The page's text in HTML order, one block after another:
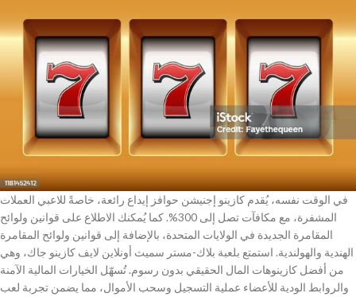
في الوقت نفسه، يُقدم كازينو إجنيشن حوافز إيداع رائعة، خاصةً للاعبي العملات
المشفرة، مع مكافآت تصل إلى 300%. كما يُمكنك الاطلاع على قوانين ولوائح
المقامرة الجديدة في الولايات المتحدة، بالإضافة إلى قوانين ولوائح المقامرة
الهندية والهولندية. استمتع بلعبة بلاك-مستر سميث أونلاين لايف كازينو جاك، وهي
من أفضل كازينوهات المال الحقيقي بدون رسوم. تُسهّل الخيارات المالية الآمنة
والروابط الودية للأعضاء عملية التسجيل وسحب الأموال، مما يضمن تجربة لعب